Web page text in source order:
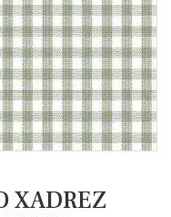
XADREZ